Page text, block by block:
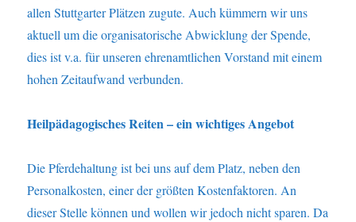
allen Stuttgarter Plätzen zugute. Auch kümmern wir uns
aktuell um die organisatorische Abwicklung der Spende,
dies ist v.a. für unseren ehrenamtlichen Vorstand mit einem
hohen Zeitaufwand verbunden.
Heilpädagogisches Reiten – ein wichtiges Angebot
Die Pferdehaltung ist bei uns auf dem Platz, neben den
Personalkosten, einer der größten Kostenfaktoren. An
dieser Stelle können und wollen wir jedoch nicht sparen. Da